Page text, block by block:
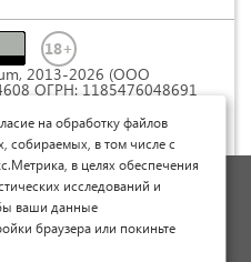
2013-2026 (ООО
ОГРН: 1185476048691
4.0
данных
оферты
статью
на обработку файлов
собираемых, в том числе с
в целях обеспечения
исследований и
ваши данные
браузера или покиньте